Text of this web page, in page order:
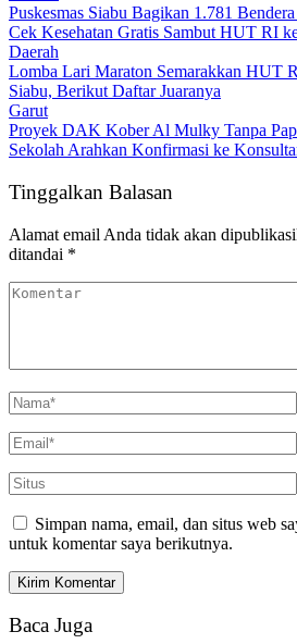
Puskesmas Siabu Bagikan 1.781
Cek Kesehatan Gratis Sambut HUT RI
Daerah
Lomba Lari Maraton Semarakkan HUT
Siabu, Berikut Daftar Juaranya
Garut
Proyek DAK Kober Al Mulky Tanpa
Sekolah Arahkan Konfirmasi ke
Tinggalkan Balasan
Alamat email Anda tidak akan
ditandai *
Simpan nama, email, dan situs web
untuk komentar saya berikutnya.
Baca Juga